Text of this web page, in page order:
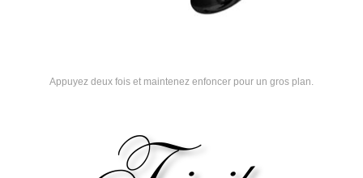
Appuyez deux fois et maintenez enfoncer pour un gros plan.